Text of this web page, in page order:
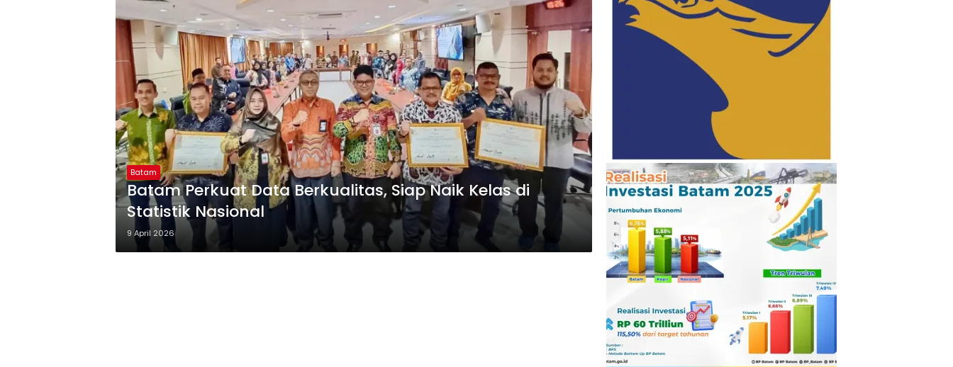
Batam
Batam Perkuat Data Berkualitas, Siap Naik Kelas di
Statistik Nasional
9 April 2026